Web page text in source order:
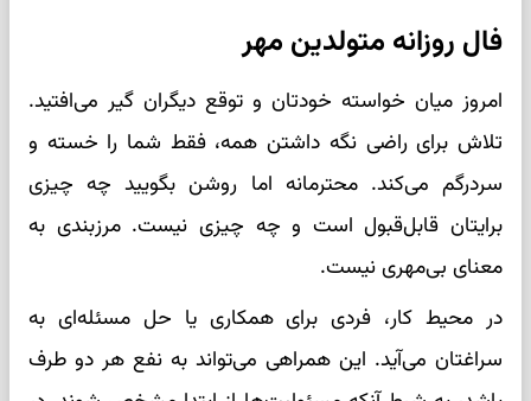
فال روزانه متولدین مهر
امروز میان خواسته خودتان و توقع دیگران گیر می‌افتید.
تلاش برای راضی نگه داشتن همه، فقط شما را خسته و
سردرگم می‌کند. محترمانه اما روشن بگویید چه چیزی
برایتان قابل‌قبول است و چه چیزی نیست. مرزبندی به
معنای بی‌مهری نیست.
در محیط کار، فردی برای همکاری یا حل مسئله‌ای به
سراغتان می‌آید. این همراهی می‌تواند به نفع هر دو طرف